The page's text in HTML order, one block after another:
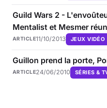
Guild Wars 2 -
Mentalist et Mesmer
ARTICLE11/10/2013 JEUX VIDÉO
Guillon prend la porte,
ARTICLE24/06/2010 SÉRIES &